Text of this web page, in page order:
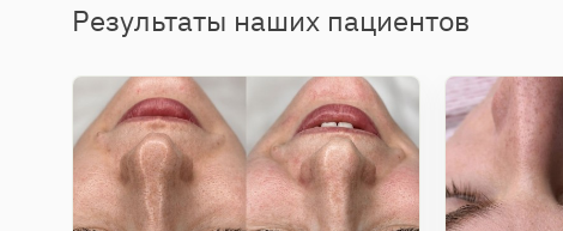
Результаты наших пациентов